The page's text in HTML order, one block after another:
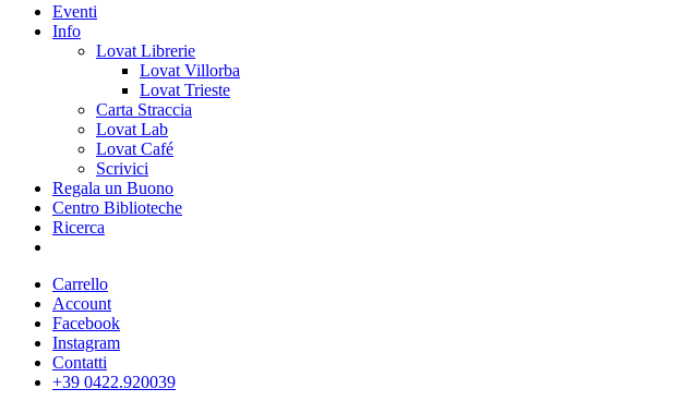
Eventi
Info
Lovat Librerie
Lovat Villorba
Lovat Trieste
Carta Straccia
Lovat Lab
Lovat Café
Scrivici
Regala un Buono
Centro Biblioteche
Ricerca
Carrello
Account
Facebook
Instagram
Contatti
+39 0422.920039